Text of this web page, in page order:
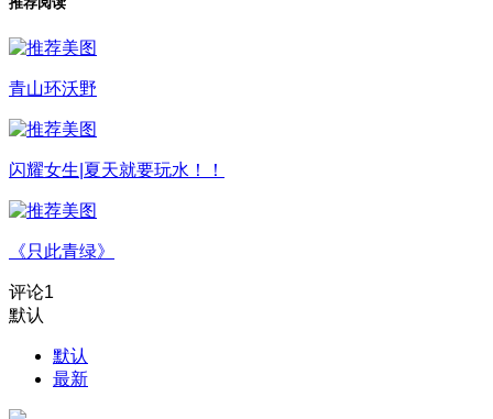
青山环沃野
闪耀女生|夏天就要玩水！！
《只此青绿》
评论1
默认
默认
最新